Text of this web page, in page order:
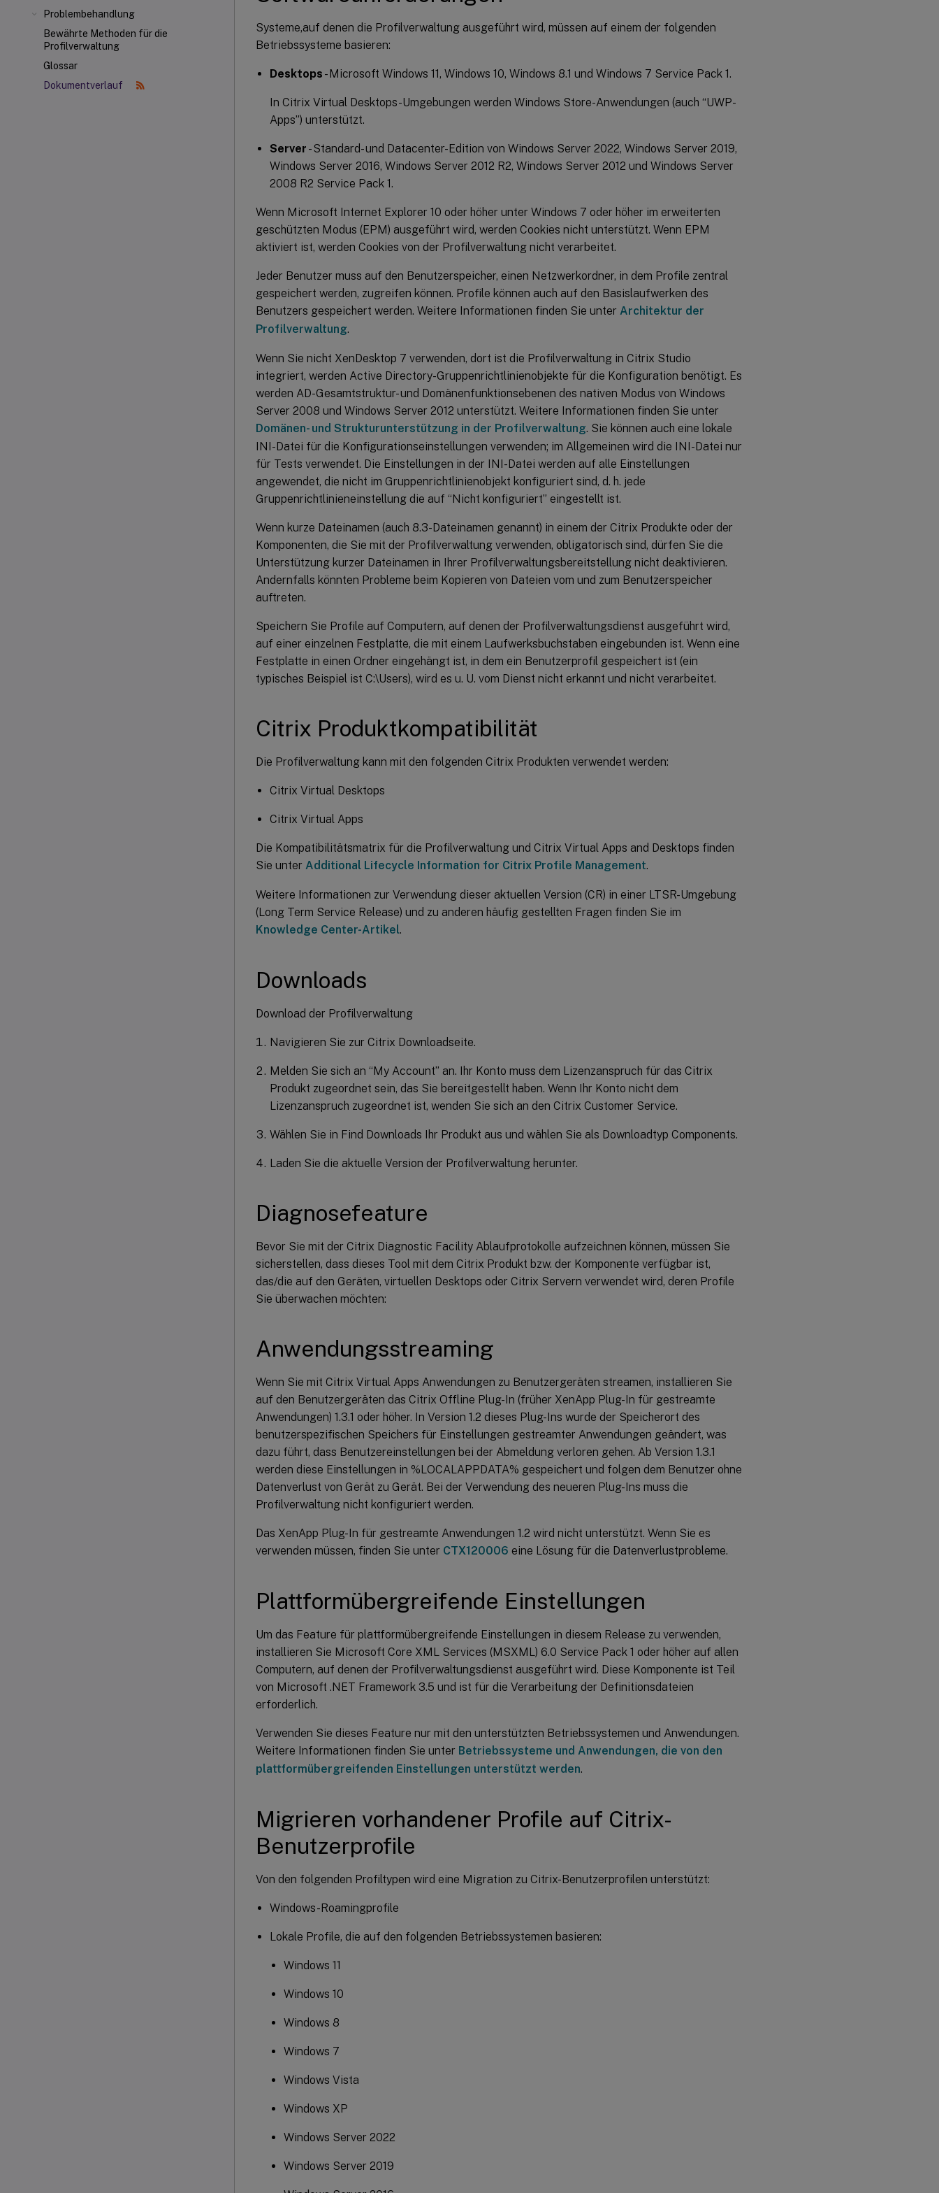
Problembehandlung
Bewährte Methoden für die
Profilverwaltung
Glossar
Dokumentverlauf
Systeme,auf denen die Profilverwaltung ausgeführt wird, müssen auf einem der folgenden
Betriebssysteme basieren:
Desktops - Microsoft Windows 11, Windows 10, Windows 8.1 und Windows 7 Service Pack 1.
In Citrix Virtual Desktops-Umgebungen werden Windows Store-Anwendungen (auch “UWP-
Apps”) unterstützt.
Server - Standard- und Datacenter-Edition von Windows Server 2022, Windows Server 2019,
Windows Server 2016, Windows Server 2012 R2, Windows Server 2012 und Windows Server
2008 R2 Service Pack 1.
Wenn Microsoft Internet Explorer 10 oder höher unter Windows 7 oder höher im erweiterten
geschützten Modus (EPM) ausgeführt wird, werden Cookies nicht unterstützt. Wenn EPM
aktiviert ist, werden Cookies von der Profilverwaltung nicht verarbeitet.
Jeder Benutzer muss auf den Benutzerspeicher, einen Netzwerkordner, in dem Profile zentral
gespeichert werden, zugreifen können. Profile können auch auf den Basislaufwerken des
Benutzers gespeichert werden. Weitere Informationen finden Sie unter Architektur der
Profilverwaltung.
Wenn Sie nicht XenDesktop 7 verwenden, dort ist die Profilverwaltung in Citrix Studio
integriert, werden Active Directory-Gruppenrichtlinienobjekte für die Konfiguration benötigt. Es
werden AD-Gesamtstruktur- und Domänenfunktionsebenen des nativen Modus von Windows
Server 2008 und Windows Server 2012 unterstützt. Weitere Informationen finden Sie unter
Domänen- und Strukturunterstützung in der Profilverwaltung. Sie können auch eine lokale
INI-Datei für die Konfigurationseinstellungen verwenden; im Allgemeinen wird die INI-Datei nur
für Tests verwendet. Die Einstellungen in der INI-Datei werden auf alle Einstellungen
angewendet, die nicht im Gruppenrichtlinienobjekt konfiguriert sind, d. h. jede
Gruppenrichtlinieneinstellung die auf “Nicht konfiguriert” eingestellt ist.
Wenn kurze Dateinamen (auch 8.3-Dateinamen genannt) in einem der Citrix Produkte oder der
Komponenten, die Sie mit der Profilverwaltung verwenden, obligatorisch sind, dürfen Sie die
Unterstützung kurzer Dateinamen in Ihrer Profilverwaltungsbereitstellung nicht deaktivieren.
Andernfalls könnten Probleme beim Kopieren von Dateien vom und zum Benutzerspeicher
auftreten.
Speichern Sie Profile auf Computern, auf denen der Profilverwaltungsdienst ausgeführt wird,
auf einer einzelnen Festplatte, die mit einem Laufwerksbuchstaben eingebunden ist. Wenn eine
Festplatte in einen Ordner eingehängt ist, in dem ein Benutzerprofil gespeichert ist (ein
typisches Beispiel ist C:\Users), wird es u. U. vom Dienst nicht erkannt und nicht verarbeitet.
Citrix Produktkompatibilität
Die Profilverwaltung kann mit den folgenden Citrix Produkten verwendet werden:
Citrix Virtual Desktops
Citrix Virtual Apps
Die Kompatibilitätsmatrix für die Profilverwaltung und Citrix Virtual Apps and Desktops finden
Sie unter Additional Lifecycle Information for Citrix Profile Management.
Weitere Informationen zur Verwendung dieser aktuellen Version (CR) in einer LTSR-Umgebung
(Long Term Service Release) und zu anderen häufig gestellten Fragen finden Sie im
Knowledge Center-Artikel.
Downloads
Download der Profilverwaltung
Navigieren Sie zur Citrix Downloadseite.
Melden Sie sich an “My Account” an. Ihr Konto muss dem Lizenzanspruch für das Citrix
Produkt zugeordnet sein, das Sie bereitgestellt haben. Wenn Ihr Konto nicht dem
Lizenzanspruch zugeordnet ist, wenden Sie sich an den Citrix Customer Service.
Wählen Sie in Find Downloads Ihr Produkt aus und wählen Sie als Downloadtyp Components.
Laden Sie die aktuelle Version der Profilverwaltung herunter.
Diagnosefeature
Bevor Sie mit der Citrix Diagnostic Facility Ablaufprotokolle aufzeichnen können, müssen Sie
sicherstellen, dass dieses Tool mit dem Citrix Produkt bzw. der Komponente verfügbar ist,
das/die auf den Geräten, virtuellen Desktops oder Citrix Servern verwendet wird, deren Profile
Sie überwachen möchten:
Anwendungsstreaming
Wenn Sie mit Citrix Virtual Apps Anwendungen zu Benutzergeräten streamen, installieren Sie
auf den Benutzergeräten das Citrix Offline Plug-In (früher XenApp Plug-In für gestreamte
Anwendungen) 1.3.1 oder höher. In Version 1.2 dieses Plug-Ins wurde der Speicherort des
benutzerspezifischen Speichers für Einstellungen gestreamter Anwendungen geändert, was
dazu führt, dass Benutzereinstellungen bei der Abmeldung verloren gehen. Ab Version 1.3.1
werden diese Einstellungen in %LOCALAPPDATA% gespeichert und folgen dem Benutzer ohne
Datenverlust von Gerät zu Gerät. Bei der Verwendung des neueren Plug-Ins muss die
Profilverwaltung nicht konfiguriert werden.
Das XenApp Plug-In für gestreamte Anwendungen 1.2 wird nicht unterstützt. Wenn Sie es
verwenden müssen, finden Sie unter CTX120006 eine Lösung für die Datenverlustprobleme.
Plattformübergreifende Einstellungen
Um das Feature für plattformübergreifende Einstellungen in diesem Release zu verwenden,
installieren Sie Microsoft Core XML Services (MSXML) 6.0 Service Pack 1 oder höher auf allen
Computern, auf denen der Profilverwaltungsdienst ausgeführt wird. Diese Komponente ist Teil
von Microsoft .NET Framework 3.5 und ist für die Verarbeitung der Definitionsdateien
erforderlich.
Verwenden Sie dieses Feature nur mit den unterstützten Betriebssystemen und Anwendungen.
Weitere Informationen finden Sie unter Betriebssysteme und Anwendungen, die von den
plattformübergreifenden Einstellungen unterstützt werden.
Migrieren vorhandener Profile auf Citrix-
Benutzerprofile
Von den folgenden Profiltypen wird eine Migration zu Citrix-Benutzerprofilen unterstützt:
Windows-Roamingprofile
Lokale Profile, die auf den folgenden Betriebssystemen basieren:
Windows 11
Windows 10
Windows 8
Windows 7
Windows Vista
Windows XP
Windows Server 2022
Windows Server 2019